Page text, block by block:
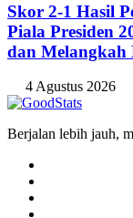
Skor 2-1 Hasil
Piala Presiden
dan Melangkah
4 Agustus 2026
Berjalan lebih jauh,